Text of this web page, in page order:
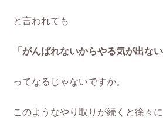
と言われても
「がんばれないからやる気が出な
ってなるじゃないですか。
このようなやり取りが続くと徐々